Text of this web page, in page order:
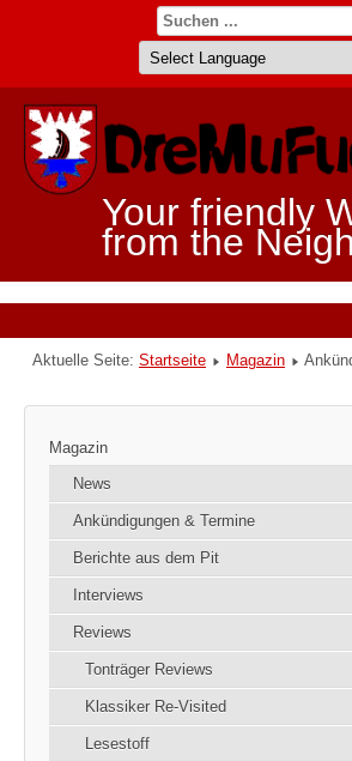
Your friendly
from the
Aktuelle Seite: Startseite Magazin
Magazin
News
Ankündigungen & Termine
Berichte aus dem Pit
Interviews
Reviews
Tonträger Reviews
Klassiker Re-Visited
Lesestoff